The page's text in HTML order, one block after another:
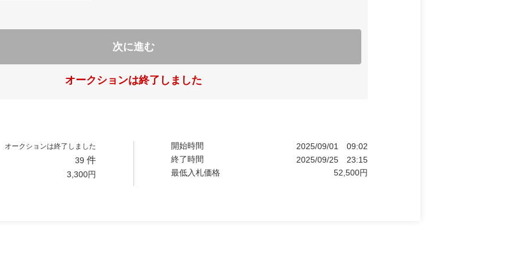
次に進む
オークションは終了しました
オークションは終了しました
39 件
3,300円
開始時間 2025/09/01
09:02
終了時間
2025/09/25
23:15
最低入札価格
52,500円